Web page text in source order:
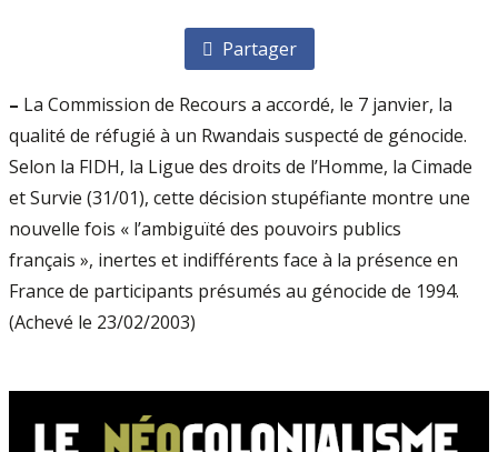
Partager
– La Commission de Recours a accordé, le 7 janvier, la
qualité de réfugié à un Rwandais suspecté de génocide.
Selon la FIDH, la Ligue des droits de l’Homme, la Cimade
et Survie (31/01), cette décision stupéfiante montre une
nouvelle fois « l’ambiguïté des pouvoirs publics
français », inertes et indifférents face à la présence en
France de participants présumés au génocide de 1994.
(Achevé le 23/02/2003)